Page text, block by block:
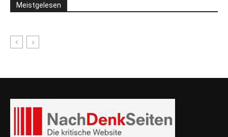
Meistgelesen